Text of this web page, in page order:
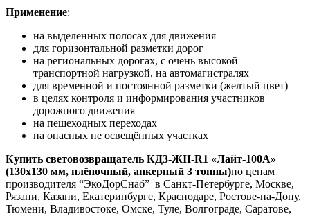
Применение:
на выделенных полосах для движения
для горизонтальной разметки дорог
на региональных дорогах, с очень высокой
транспортной нагрузкой, на автомагистралях
для временной и постоянной разметки (желтый цвет)
в целях контроля и информирования участников
дорожного движения
на пешеходных переходах
на опасных не освещённых участках
Купить световозвращатель КД3-ЖII-R1 «Лайт-100А»
(130х130 мм, плёночный, анкерный 3 тонны)по ценам
производителя “ЭкоДорСнаб” в Санкт-Петербурге, Москве,
Рязани, Казани, Екатеринбурге, Краснодаре, Ростове-на-Дону,
Тюмени, Владивостоке, Омске, Туле, Волгограде, Саратове,